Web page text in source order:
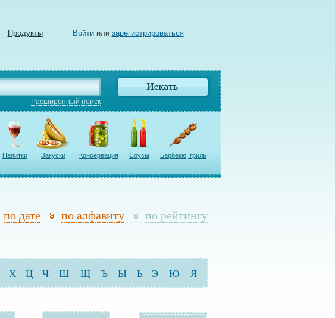
Продукты Войтиили зарегистрироваться
Расширенный поиск
Напитки Закуски Консервация Соусы Барбекю, гриль
по дате по алфавиту по рейтингу
Х Ц Ч Ш Щ Ъ Ы Ь Э Ю Я